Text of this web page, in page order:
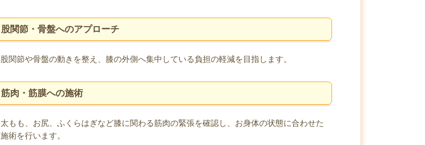
股関節・骨盤へのアプローチ
股関節や骨盤の動きを整え、膝の外側へ集中している負担の軽減を目指します。
筋肉・筋膜への施術
太もも、お尻、ふくらはぎなど膝に関わる筋肉の緊張を確認し、お身体の状態に合わせた
施術を行います。